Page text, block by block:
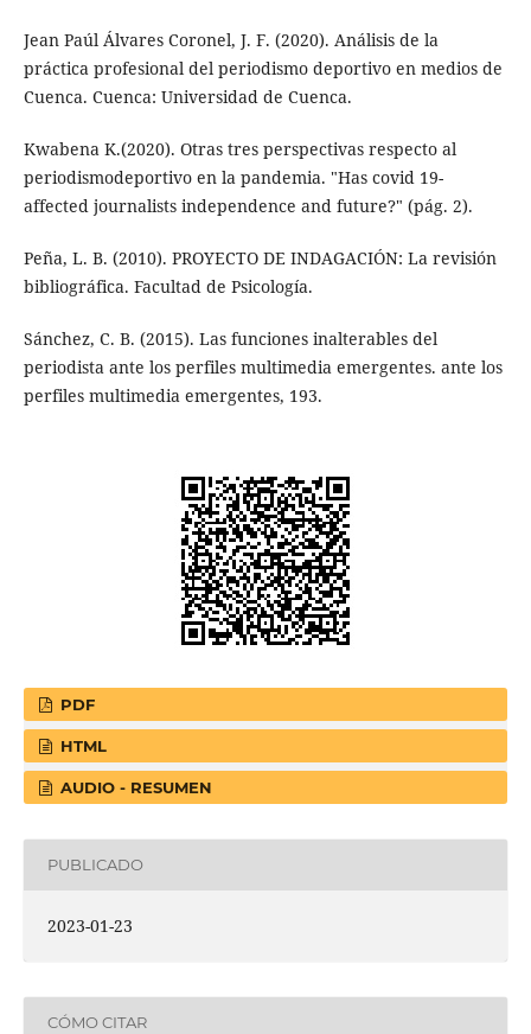
Jean Paúl Álvares Coronel, J. F. (2020). Análisis de la
práctica profesional del periodismo deportivo en medios de
Cuenca. Cuenca: Universidad de Cuenca.
Kwabena K.(2020). Otras tres perspectivas respecto al
periodismodeportivo en la pandemia. "Has covid 19-
affected journalists independence and future?" (pág. 2).
Peña, L. B. (2010). PROYECTO DE INDAGACIÓN: La revisión
bibliográfica. Facultad de Psicología.
Sánchez, C. B. (2015). Las funciones inalterables del
periodista ante los perfiles multimedia emergentes. ante los
perfiles multimedia emergentes, 193.
PDF
HTML
AUDIO - RESUMEN
PUBLICADO
2023-01-23
CÓMO CITAR